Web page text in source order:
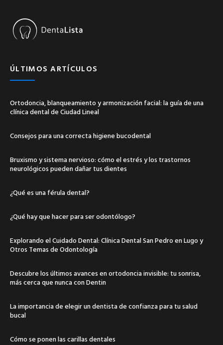
ÚLTIMOS ARTÍCULOS
Ortodoncia, blanqueamiento y armonización facial: la guía de una
clínica dental de Ciudad Lineal
Consejos para una correcta higiene bucodental
Bruxismo y sistema nervioso: cómo el estrés y los trastornos
neurológicos pueden dañar tus dientes
¿Qué es una férula dental?
¿Qué hay que hacer para ser odontólogo?
Explorando el Cuidado Dental: Clínica Dental San Pedro en Lugo y
Otros Temas de Odontología
Descubre los últimos avances en ortodoncia invisible: tu sonrisa,
más cerca que nunca con Dentin
La importancia de elegir un dentista de confianza para tu salud
bucal
Cómo se ponen las carillas dentales